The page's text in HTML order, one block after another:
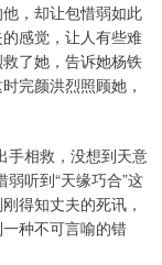
，却让包惜弱如此
感觉，让人有些难
了她，告诉她杨铁
完颜洪烈照顾她，
手相救，没想到天意
听到“天缘巧合”这
得知丈夫的死讯，
种不可言喻的错